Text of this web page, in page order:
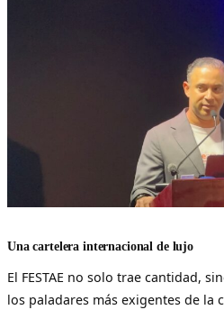
Una cartelera internacional de lujo
El FESTAE no solo trae cantidad,
los paladares más exigentes de la